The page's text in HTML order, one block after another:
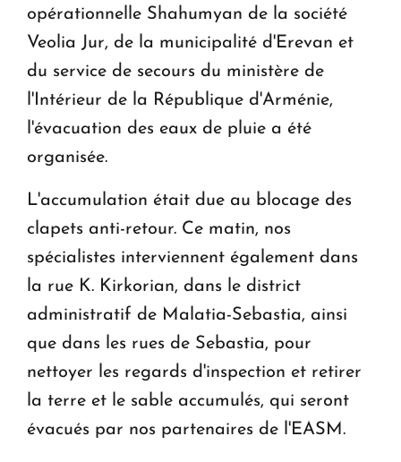
opérationnelle Shahumyan de la société
Veolia Jur, de la municipalité d'Erevan et
du service de secours du ministère de
l'Intérieur de la République d'Arménie,
l'évacuation des eaux de pluie a été
organisée.
L'accumulation était due au blocage des
clapets anti-retour. Ce matin, nos
spécialistes interviennent également dans
la rue K. Kirkorian, dans le district
administratif de Malatia-Sebastia, ainsi
que dans les rues de Sebastia, pour
nettoyer les regards d'inspection et retirer
la terre et le sable accumulés, qui seront
évacués par nos partenaires de l'EASM.